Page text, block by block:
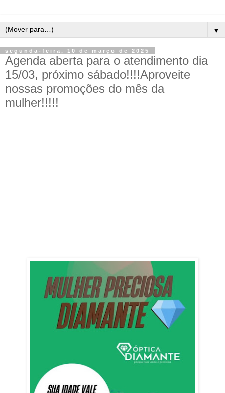
▼
segunda-feira, 10 de março de 2025
Agenda aberta para o atendimento dia
15/03, próximo sábado!!!!Aproveite
nossas promoções do mês da
mulher!!!!!